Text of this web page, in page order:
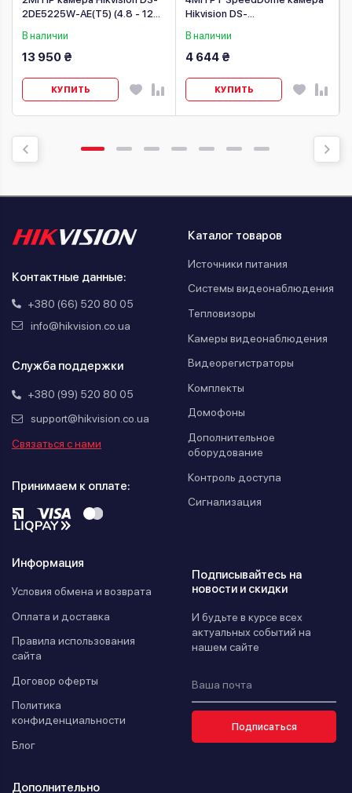
2DE5225W-AE(T5) (4.8 - 120
В наличии
13 950 ₴
КУПИТЬ
Hikvision DS-
В наличии
4 644 ₴
КУПИТЬ
Контактные данные:
+380 (66) 520 80 05
info@hikvision.co.ua
Служба поддержки
+380 (99) 520 80 05
support@hikvision.co.ua
Связаться с нами
Принимаем к оплате:
Каталог товаров
Источники питания
Системы видеонаблюдения
Тепловизоры
Камеры видеонаблюдения
Видеорегистраторы
Комплекты
Домофоны
Дополнительное
оборудование
Контроль доступа
Сигнализация
Информация
Условия обмена и возврата
Оплата и доставка
Правила использования
сайта
Договор оферты
Политика
конфиденциальности
Блог
Дополнительно
Подписывайтесь на
новости и скидки
И будьте в курсе всех
актуальных событий на
нашем сайте
Подписаться